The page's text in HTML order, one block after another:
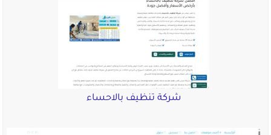
شركة تنظيف بالاحساء